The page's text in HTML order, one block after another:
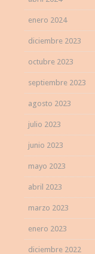
enero 2024
diciembre 2023
octubre 2023
septiembre 2023
agosto 2023
julio 2023
junio 2023
mayo 2023
abril 2023
marzo 2023
enero 2023
diciembre 2022